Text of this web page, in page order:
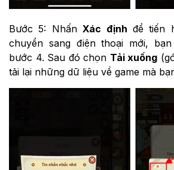
Bước 5: NhấnXác định để tiến
chuyển sang điện thoại mới,
bước 4. Sau đó chọn Tải xuống
tải lại những dữ liệu về game mà